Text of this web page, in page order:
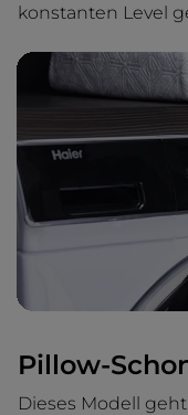
konstanten Level
Pillow-
Dieses Modell